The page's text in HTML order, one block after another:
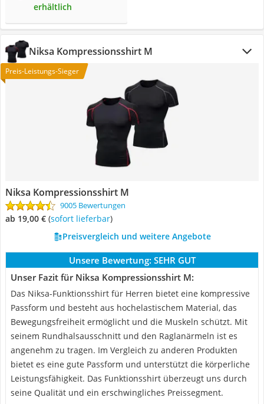
erhältlich
Niksa Kompressionsshirt M
Preis-Leistungs-Sieger
Niksa Kompressionsshirt M
9005 Bewertungen
ab 19,00 € ( Sofort lieferbar)
Preisvergleich und weitere Angebote
Unsere Bewertung: SEHR GUT
Unser Fazit für Niksa Kompressionsshirt M:
Das Niksa-Funktionsshirt für Herren bietet eine kompressive
Passform und besteht aus hochelastischem Material, das
Bewegungsfreiheit ermöglicht und die Muskeln schützt. Mit
seinem Rundhalsausschnitt und den Raglanärmeln ist es
angenehm zu tragen. Im Vergleich zu anderen Produkten
bietet es eine gute Passform und unterstützt die körperliche
Leistungsfähigkeit. Das Funktionsshirt überzeugt uns durch
seine Qualität und ein erschwingliches Preissegment.